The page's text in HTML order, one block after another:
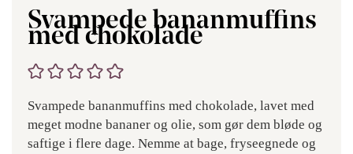
Svampede bananmuffins
med chokolade
Svampede bananmuffins med chokolade, lavet med
meget modne bananer og olie, som gør dem bløde og
saftige i flere dage. Nemme at bage, fryseegnede og